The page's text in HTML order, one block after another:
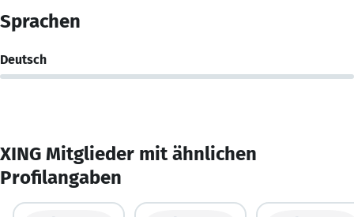
Sprachen
Deutsch
XING Mitglieder mit ähnlichen
Profilangaben